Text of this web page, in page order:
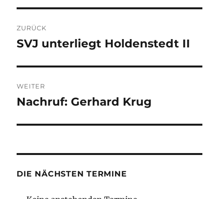
ZURÜCK
Vorheriger
SVJ unterliegt Holdenstedt II
WEITER
Nächster
Nachruf: Gerhard Krug
DIE NÄCHSTEN TERMINE